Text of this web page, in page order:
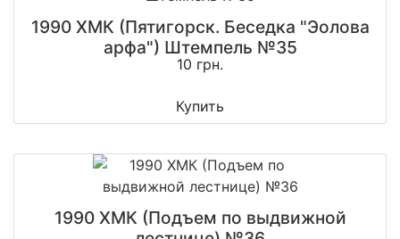
1990 ХМК (Пятигорск. Беседка "Эолова
арфа") Штемпель №35
10 грн.
Купить
1990 ХМК (Подъем по выдвижной